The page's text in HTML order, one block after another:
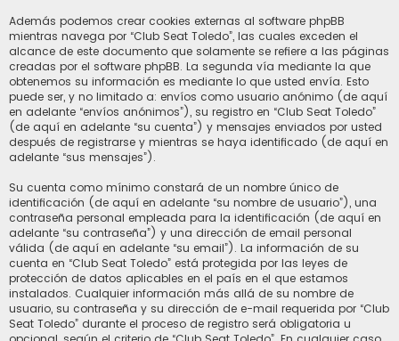
Además podemos crear cookies externas al software phpBB
mientras navega por “Club Seat Toledo”, las cuales exceden el
alcance de este documento que solamente se refiere a las páginas
creadas por el software phpBB. La segunda vía mediante la que
obtenemos su información es mediante lo que usted envía. Esto
puede ser, y no limitado a: envíos como usuario anónimo (de aquí
en adelante “envíos anónimos”), su registro en “Club Seat Toledo”
(de aquí en adelante “su cuenta”) y mensajes enviados por usted
después de registrarse y mientras se haya identificado (de aquí en
adelante “sus mensajes”).
Su cuenta como mínimo constará de un nombre único de
identificación (de aquí en adelante “su nombre de usuario”), una
contraseña personal empleada para la identificación (de aquí en
adelante “su contraseña”) y una dirección de email personal
válida (de aquí en adelante “su email”). La información de su
cuenta en “Club Seat Toledo” está protegida por las leyes de
protección de datos aplicables en el país en el que estamos
instalados. Cualquier información más allá de su nombre de
usuario, su contraseña y su dirección de e-mail requerida por “Club
Seat Toledo” durante el proceso de registro será obligatoria u